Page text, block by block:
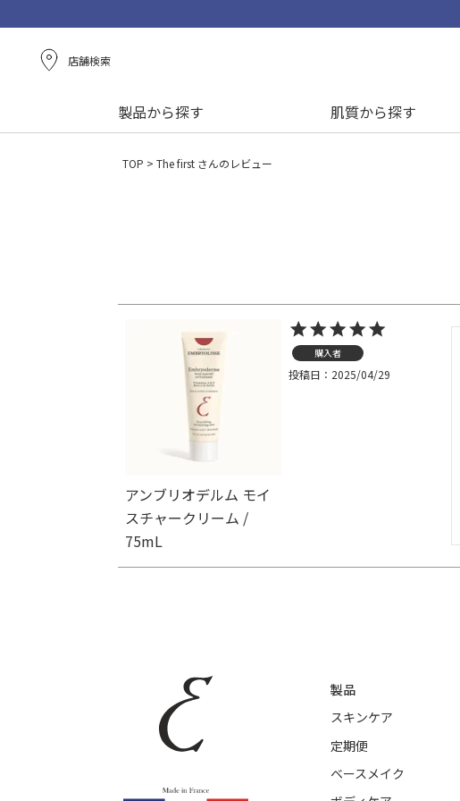
店舗検索
製品から探す 肌質から探す
TOP The first さんのレビュー
アンブリオデルム モイ
スチャークリーム /
75mL
購入者
投稿日 2025/04/29
製品
スキンケア
定期便
ベースメイク